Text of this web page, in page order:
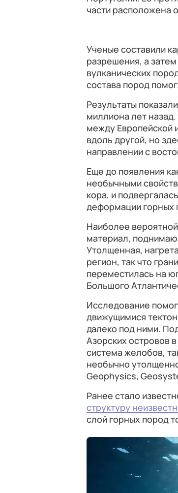
части расположена
Ученые составили
разрешения, а
вулканических
состава пород
Результаты
миллиона лет
между Европейской
вдоль другой, но
направлении с
Еще до появления
необычными
кора, и
деформации горных
Наиболее
материал,
Утолщенная,
регион, так что
переместилась на
Большого
Исследование
движущимися
далеко под ними.
Азорских островов
система желобов,
необычно
Geophysics,
Ранее стало
структуру
слой горных пород